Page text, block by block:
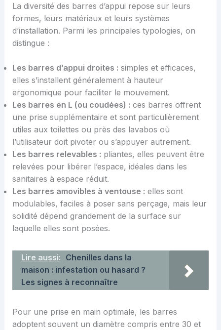
La diversité des barres d’appui repose sur leurs
formes, leurs matériaux et leurs systèmes
d’installation. Parmi les principales typologies, on
distingue :
Les barres d’appui droites : simples et efficaces,
elles s’installent généralement à hauteur
ergonomique pour faciliter le mouvement.
Les barres en L (ou coudées) : ces barres offrent
une prise supplémentaire et sont particulièrement
utiles aux toilettes ou près des lavabos où
l’utilisateur doit pivoter ou s’appuyer autrement.
Les barres relevables : pliantes, elles peuvent être
relevées pour libérer l’espace, idéales dans les
sanitaires à espace réduit.
Les barres amovibles à ventouse : elles sont
modulables, faciles à poser sans perçage, mais leur
solidité dépend grandement de la surface sur
laquelle elles sont posées.
Lire aussi: Chenilles dans la
maison : infestation ou hasard ?
Les signes à reconnaître
Pour une prise en main optimale, les barres
adoptent souvent un diamètre compris entre 30 et